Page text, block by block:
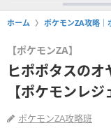
ホーム ポケモンZA攻略｜
【ポケモンZA】
ヒポポタスの
【ポケモンレジ
ポケモンZA攻略班